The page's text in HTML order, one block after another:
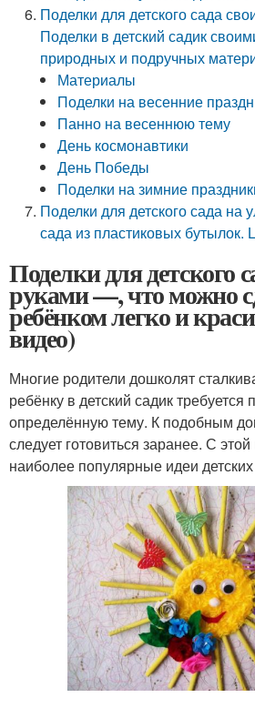
Поделки для детского сада
Поделки в детский садик
природных и подручных
Материалы
Поделки на весенние
Панно на весеннюю тему
День космонавтики
День Победы
Поделки на зимние
Поделки для детского сада на
сада из пластиковых бутылок.
Поделки для детского
руками —, что можно
ребёнком легко и
видео)
Многие родители дошколят
ребёнку в детский садик требуется
определённую тему. К подобным
следует готовиться заранее. С
наиболее популярные идеи